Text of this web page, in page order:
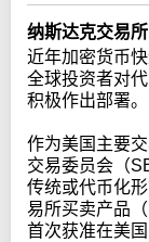
纳斯达克交易
近年加密货币
全球投资者对
积极作出部署。
作为美国主要
交易委员会（
传统或代币化
易所买卖产品
首次获准在美